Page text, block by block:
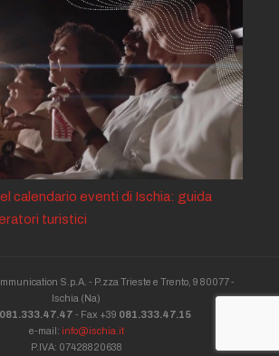
calendario eventi di Ischia: guida
turistici
S.p.A. - P.zza Trieste e Trento, 9 80077 -
Ischia (Na)
081.333.47.47 - Fax +39 081.333.47.15
e-mail: info@ischia.it
P.IVA: 07428820638